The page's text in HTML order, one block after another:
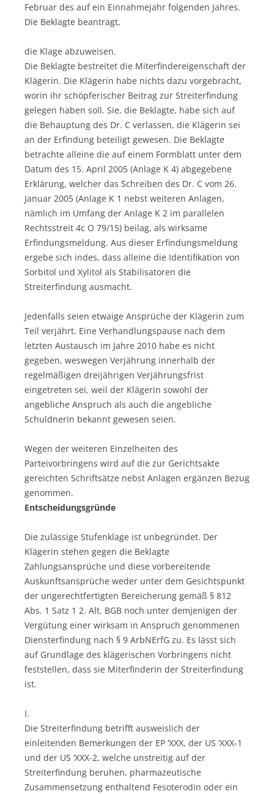
Februar des auf ein Einnahmejahr folgenden Jahres.
Die Beklagte beantragt,
die Klage abzuweisen.
Die Beklagte bestreitet die Miterfindereigenschaft der
Klägerin. Die Klägerin habe nichts dazu vorgebracht,
worin ihr schöpferischer Beitrag zur Streiterfindung
gelegen haben soll. Sie, die Beklagte, habe sich auf
die Behauptung des Dr. C verlassen, die Klägerin sei
an der Erfindung beteiligt gewesen. Die Beklagte
betrachte alleine die auf einem Formblatt unter dem
Datum des 15. April 2005 (Anlage K 4) abgegebene
Erklärung, welcher das Schreiben des Dr. C vom 26.
Januar 2005 (Anlage K 1 nebst weiteren Anlagen,
nämlich im Umfang der Anlage K 2 im parallelen
Rechtsstreit 4c O 79/15) beilag, als wirksame
Erfindungsmeldung. Aus dieser Erfindungsmeldung
ergebe sich indes, dass alleine die Identifikation von
Sorbitol und Xylitol als Stabilisatoren die
Streiterfindung ausmacht.
Jedenfalls seien etwaige Ansprüche der Klägerin zum
Teil verjährt. Eine Verhandlungspause nach dem
letzten Austausch im Jahre 2010 habe es nicht
gegeben, weswegen Verjährung innerhalb der
regelmäßigen dreijährigen Verjährungsfrist
eingetreten sei, weil der Klägerin sowohl der
angebliche Anspruch als auch die angebliche
Schuldnerin bekannt gewesen seien.
Wegen der weiteren Einzelheiten des
Parteivorbringens wird auf die zur Gerichtsakte
gereichten Schriftsätze nebst Anlagen ergänzen Bezug
genommen.
Entscheidungsgründe
Die zulässige Stufenklage ist unbegründet. Der
Klägerin stehen gegen die Beklagte
Zahlungsansprüche und diese vorbereitende
Auskunftsansprüche weder unter dem Gesichtspunkt
der ungerechtfertigten Bereicherung gemäß § 812
Abs. 1 Satz 1 2. Alt. BGB noch unter demjenigen der
Vergütung einer wirksam in Anspruch genommenen
Diensterfindung nach § 9 ArbNErfG zu. Es lässt sich
auf Grundlage des klägerischen Vorbringens nicht
feststellen, dass sie Miterfinderin der Streiterfindung
ist.
I.
Die Streiterfindung betrifft ausweislich der
einleitenden Bemerkungen der EP ‘XXX, der US ‘XXX-1
und der US ‘XXX-2, welche unstreitig auf der
Streiterfindung beruhen, pharmazeutische
Zusammensetzung enthaltend Fesoterodin oder ein